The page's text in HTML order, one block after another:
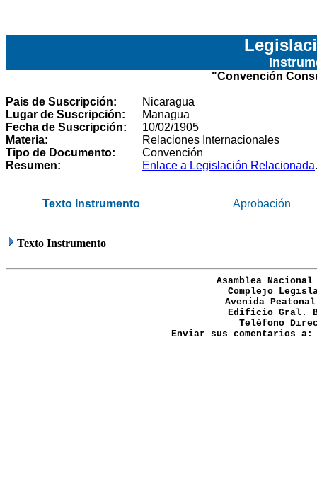
"Convención
Pais de Suscripción:
Nicaragua
Lugar de Suscripción:
Managua
Fecha de Suscripción:
10/02/1905
Materia:
Relaciones Internacionales
Tipo de Documento:
Convención
Resumen:
Enlace a Legislación Relacionada.
Texto Instrumento
Aprobación
Texto Instrumento
Asamblea
Complejo
Avenida
Edificio Gral.
Teléfono
Enviar sus comentarios